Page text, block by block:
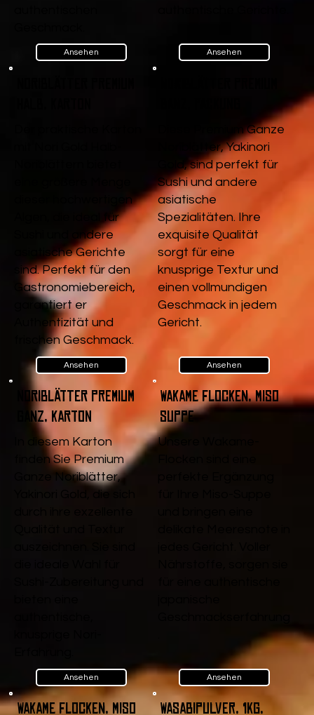
Ansehen Ansehen
dieser hochwertigen
Algen, die ideal für
Sushi und andere
asiatische Gerichte
sind. Perfekt für den
Gastronomiebereich,
garantiert er
Authentizität und
frischen Geschmack.
Ansehen
Diese Premium Ganze
Noriblätter, Yakinori
Gold, sind perfekt für
Sushi und andere
asiatische
Spezialitäten. Ihre
exquisite Qualität
sorgt für eine
knusprige Textur und
einen vollmundigen
Geschmack in jedem
Gericht.
Ansehen
Noriblätter Premium
Ganz, Karton
In diesem Karton
finden Sie Premium
Ganze Noriblätter,
Yakinori Gold, die sich
Ansehen
Wakame Flocken, Miso
Suppe
Unsere Wakame-
Ansehen
Wakame Flocken, Miso
Wasabipulver, 1kg,